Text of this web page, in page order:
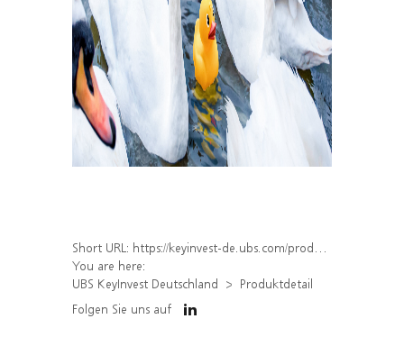
Short URL: https://keyinvest-de.ubs.com/produkt/detail/index/isin/DE000WA8H522
You are here:
UBS KeyInvest Deutschland
Produktdetail
Folgen Sie uns auf